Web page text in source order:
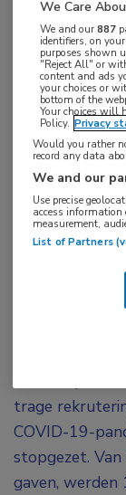
primaire
veilig te zijn
FVC in de
ILD. Dit
degenen die
hadden.
Een aan
longziekte
aandoening
In de fase II-
onderzocht
trage
COVID-19-
stopgezet.
gaven, werden
We Care
We and our887
identifiers, on
purposes shown
"Reject All" or
content and ads
your choices or
bottom of the
Your choices will
Policy. Privacy
Would you rather
record any data
We and our
Use precise
access information
measurement,
List of Partners